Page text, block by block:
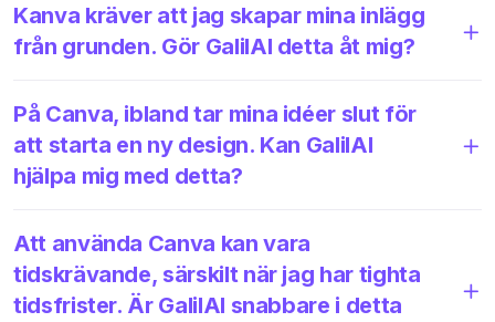
Kanva kräver att jag skapar mina inlägg
från grunden. Gör GalilAI detta åt mig?
På Canva, ibland tar mina idéer slut för
att starta en ny design. Kan GalilAI
hjälpa mig med detta?
Att använda Canva kan vara
tidskrävande, särskilt när jag har tighta
tidsfrister. Är GalilAI snabbare i detta